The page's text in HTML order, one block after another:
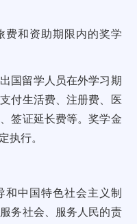
费和资助期限内的奖学
国留学人员在外学习期
付生活费、注册费、医
签证延长费等。奖学金
执行。
和中国特色社会主义制
务社会、服务人民的责